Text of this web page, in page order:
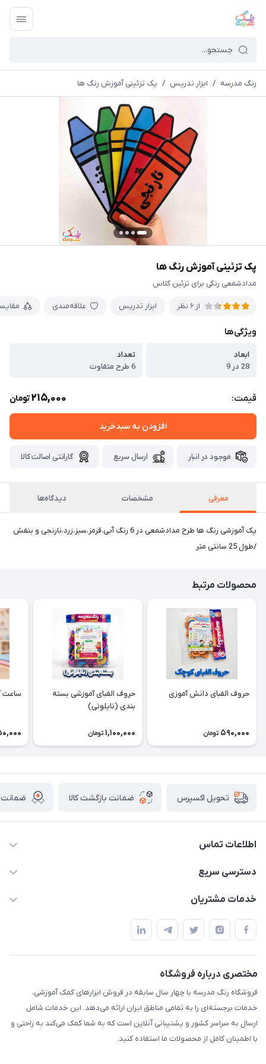
رنگ مدرسه / ابزار تدریس / پک تزئینی آموزش رنگ ها
پک تزئینی آموزش رنگ ها
مدادشمعی رنگی برای تزئین کلاس
از 6 نظر ابزار تدریس علاقه‌مندی
ویژگی‌ها
ابعاد
28 در 9
تعداد
6 طرح متفاوت
قیمت: 215,000تومان
افزودن به سبدخرید
موجود در انبار ارسال سریع گارانتی اصالت کالا
معرفی مشخصات دیدگاه‌ها
پک آموزشی رنگ ها طرح مدادشمعی در 6 رنگ آبی،قرمز،سبز،زرد،نارنجی و بنفش
/طول 25 سانتی متر
محصولات مرتبط
حروف الفبای دانش آموزی
590,000 تومان
حروف الفبای آموزشی بسته
بندی (نایلونی)
1,100,000 تومان
ساعت
تحویل اکسپرس ضمانت بازگشت کالا ضمانت
اطلاعات تماس
02136781755
دسترسی سریع
پلنر و دفتر
استایل معلم و دانش آموز
بازی و نمایش
تزئین کلاس
طرح های تشویقی
گیفت ها و جوایز
سایر محصولات
خدمات مشتریان
قوانین و مقررات
حریم خصوصی
مختصری درباره فروشگاه
فروشگاه رنگ مدرسه با چهار سال سابقه در فروش ابزارهای کمک آموزشی،
خدمات برجسته‌ای را به تمامی مناطق ایران ارائه می‌دهد. این خدمات شامل
ارسال به سراسر کشور و پشتیبانی آنلاین است که به شما کمک می‌کند به راحتی و
با اطمینان کامل از محصولات ما استفاده کنید.